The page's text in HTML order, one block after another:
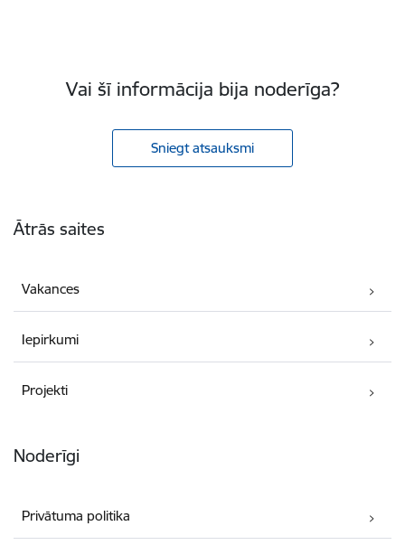
Vai šī informācija bija noderīga?
Sniegt atsauksmi
Ātrās saites
Vakances
Iepirkumi
Projekti
Noderīgi
Privātuma politika